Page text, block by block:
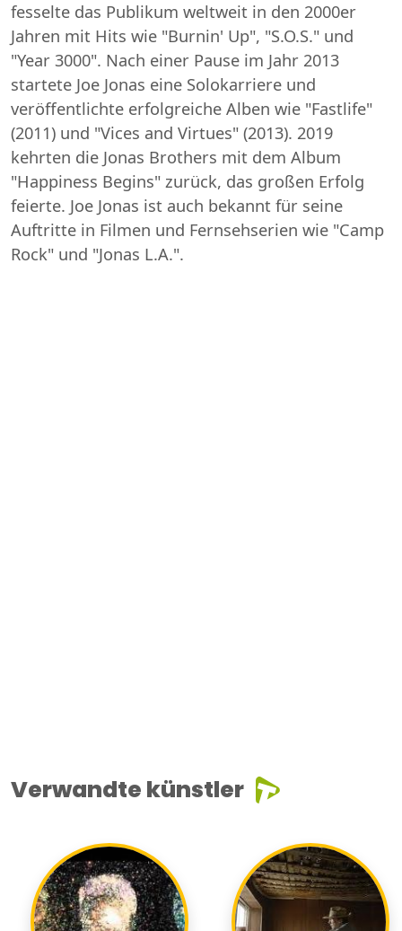
fesselte das Publikum weltweit in den 2000er
Jahren mit Hits wie "Burnin' Up", "S.O.S." und
"Year 3000". Nach einer Pause im Jahr 2013
startete Joe Jonas eine Solokarriere und
veröffentlichte erfolgreiche Alben wie "Fastlife"
(2011) und "Vices and Virtues" (2013). 2019
kehrten die Jonas Brothers mit dem Album
"Happiness Begins" zurück, das großen Erfolg
feierte. Joe Jonas ist auch bekannt für seine
Auftritte in Filmen und Fernsehserien wie "Camp
Rock" und "Jonas L.A.".
Verwandte künstler